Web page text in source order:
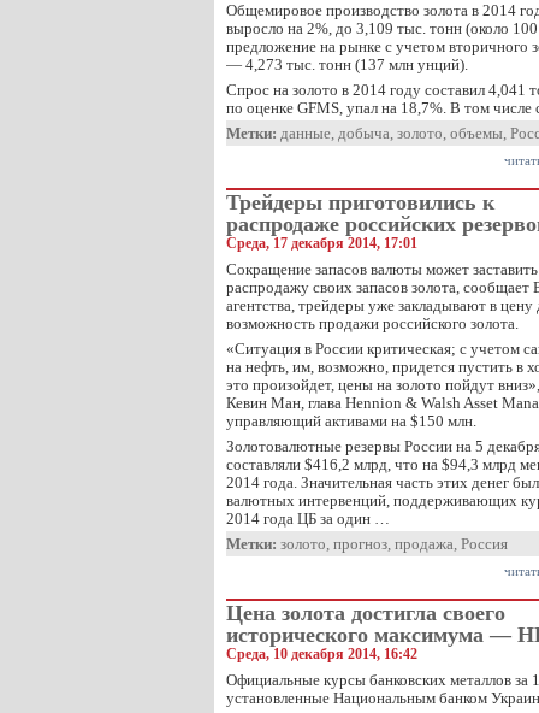
Общемировое производство золота в 2014
выросло на 2%, до 3,109 тыс. тонн (около
предложение на рынке с учетом вторичного
— 4,273 тыс. тонн (137 млн унций).
Спрос на золото в 2014 году составил 4,041
по оценке GFMS, упал на 18,7%. В том
Метки: данные, добыча, золото, объемы,
Трейдеры приготовились к
распродаже российских
Среда, 17 декабря 2014, 17:01
Сокращение запасов валюты может
распродажу своих запасов золота,
агентства, трейдеры уже закладывают в цену
возможность продажи российского золота.
«Ситуация в России критическая; с учетом
на нефть, им, возможно, придется пустить в
это произойдет, цены на золото пойдут
Кевин Ман, глава Hennion & Walsh Asset
управляющий активами на $150 млн.
Золотовалютные резервы России на 5
составляли $416,2 млрд, что на $94,3 млрд
2014 года. Значительная часть этих денег
валютных интервенций, поддерживающих
2014 года ЦБ за один …
Метки: золото, прогноз, продажа, Россия
Цена золота достигла своего
исторического максимума —
Среда, 10 декабря 2014, 16:42
Официальные курсы банковских металлов за
установленные Национальным банком